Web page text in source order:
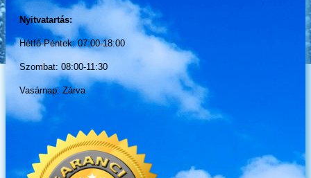
Nyitvatartás:
Hétfő-Péntek: 07:00-18:00
Szombat: 08:00-11:30
Vasárnap: Zárva